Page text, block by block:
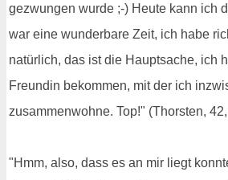
gezwungen wurde ;-) Heute kann ich
war eine wunderbare Zeit, ich habe
natürlich, das ist die Hauptsache, ich
Freundin bekommen, mit der ich
zusammenwohne. Top!" (Thorsten,
"Hmm, also, dass es an mir liegt